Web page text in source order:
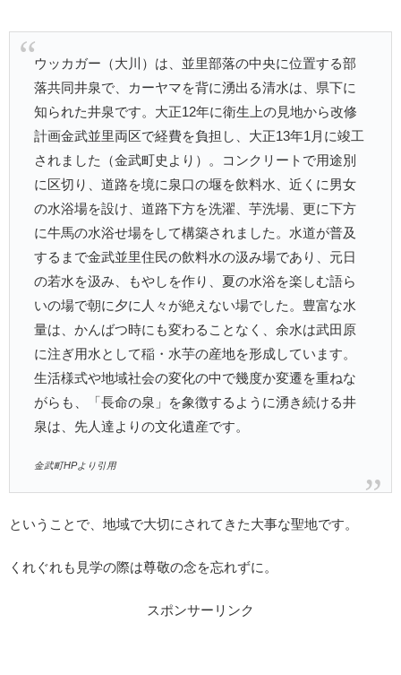
ウッカガー（大川）は、並里部落の中央に位置する部
落共同井泉で、カーヤマを背に湧出る清水は、県下に
知られた井泉です。大正12年に衛生上の見地から改修
計画金武並里両区で経費を負担し、大正13年1月に竣工
されました（金武町史より）。コンクリートで用途別
に区切り、道路を境に泉口の堰を飲料水、近くに男女
の水浴場を設け、道路下方を洗濯、芋洗場、更に下方
に牛馬の水浴せ場をして構築されました。水道が普及
するまで金武並里住民の飲料水の汲み場であり、元日
の若水を汲み、もやしを作り、夏の水浴を楽しむ語ら
いの場で朝に夕に人々が絶えない場でした。豊富な水
量は、かんばつ時にも変わることなく、余水は武田原
に注ぎ用水として稲・水芋の産地を形成しています。
生活様式や地域社会の変化の中で幾度か変遷を重ねな
がらも、「長命の泉」を象徴するように湧き続ける井
泉は、先人達よりの文化遺産です。
金武町HPより引用
ということで、地域で大切にされてきた大事な聖地です。
くれぐれも見学の際は尊敬の念を忘れずに。
スポンサーリンク